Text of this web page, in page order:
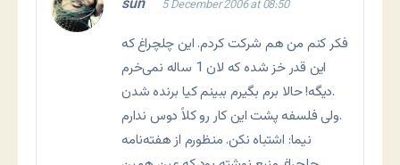
sun 5 December 2006 at 08:50
فکر کنم من هم شرکت کردم. اين چلچراغ که
اين قدر خز شده که لان 1 ساله نمی‌خرم
ديگه! حالا برم بگيرم ببينم کيا برنده شدن.
ولی فلسفه پشت اين کار رو کلاً دوس ندارم.
نيما: اشتباه نکن. منظورم از هفته‌نامه